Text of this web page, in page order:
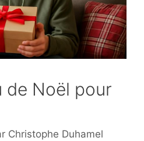
de Noël pour
Christophe Duhamel